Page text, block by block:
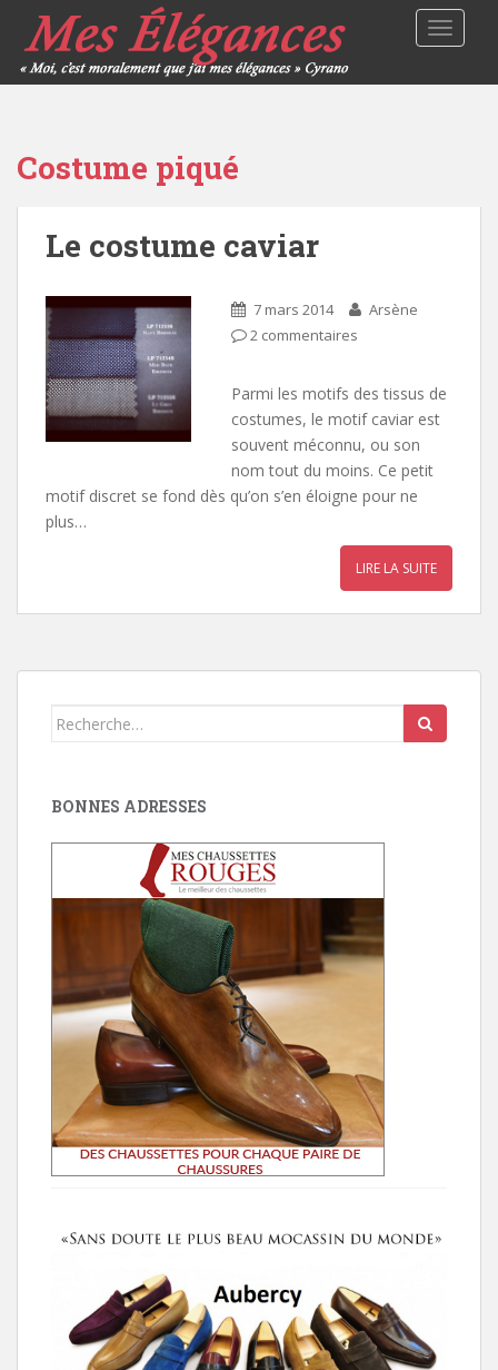
Costume piqué
Le costume caviar
7 mars 2014
Arsène
2 commentaires
Parmi les motifs des tissus de
costumes, le motif caviar est
souvent méconnu, ou son
nom tout du moins. Ce petit
motif discret se fond dès qu’on s’en éloigne pour ne
plus…
LIRE LA SUITE
Search
BONNES ADRESSES